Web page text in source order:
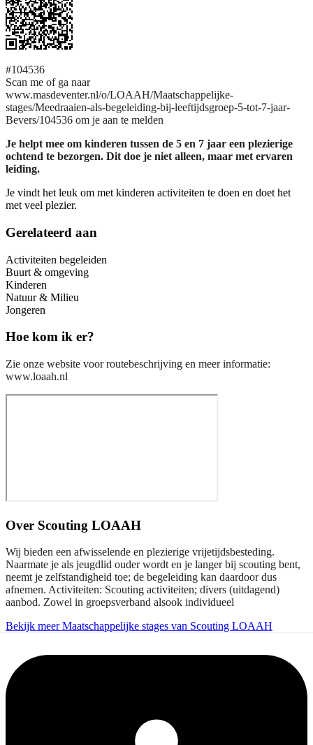
#104536
Scan me of ga naar
www.masdeventer.nl/o/LOAAH/Maatschappelijke-
stages/Meedraaien-als-begeleiding-bij-leeftijdsgroep-5-tot-7-jaar-
Bevers/104536 om je aan te melden
Je helpt mee om kinderen tussen de 5 en 7 jaar een plezierige
ochtend te bezorgen. Dit doe je niet alleen, maar met ervaren
leiding.
Je vindt het leuk om met kinderen activiteiten te doen en doet het
met veel plezier.
Gerelateerd aan
Activiteiten begeleiden
Buurt & omgeving
Kinderen
Natuur & Milieu
Jongeren
Hoe kom ik er?
Zie onze website voor routebeschrijving en meer informatie:
www.loaah.nl
Over Scouting LOAAH
Wij bieden een afwisselende en plezierige vrijetijdsbesteding.
Naarmate je als jeugdlid ouder wordt en je langer bij scouting bent,
neemt je zelfstandigheid toe; de begeleiding kan daardoor dus
afnemen. Activiteiten: Scouting activiteiten; divers (uitdagend)
aanbod. Zowel in groepsverband alsook individueel
Bekijk meer Maatschappelijke stages van Scouting LOAAH